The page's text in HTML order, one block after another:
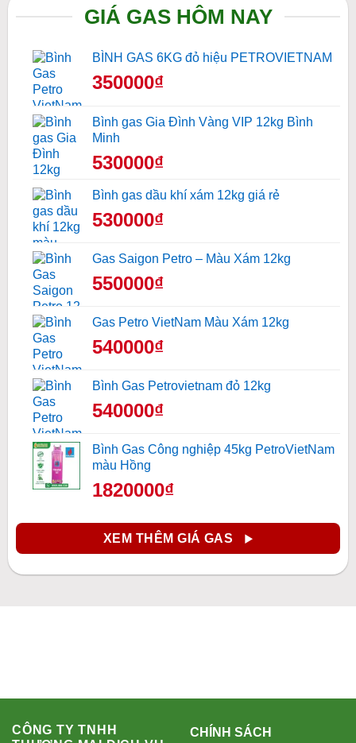
GIÁ GAS HÔM NAY
BÌNH GAS 6KG đỏ hiệu PETROVIETNAM
350000₫
Bình gas Gia Đình Vàng VIP 12kg Bình
Minh
530000₫
Bình gas dầu khí xám 12kg giá rẻ
530000₫
Gas Saigon Petro – Màu Xám 12kg
550000₫
Gas Petro VietNam Màu Xám 12kg
540000₫
Bình Gas Petrovietnam đỏ 12kg
540000₫
Bình Gas Công nghiệp 45kg PetroVietNam
màu Hồng
1820000₫
XEM THÊM GIÁ GAS
CÔNG TY TNHH
CHÍNH SÁCH